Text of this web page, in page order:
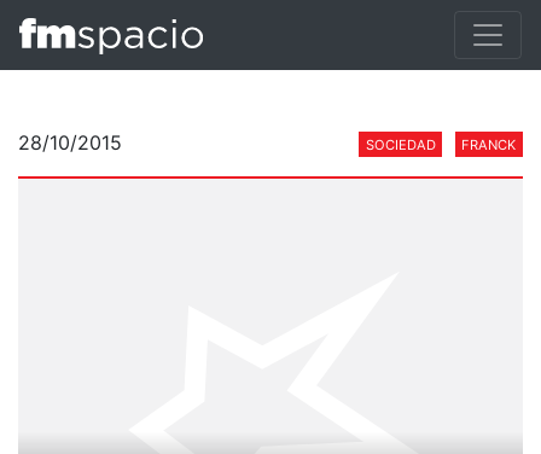
28/10/2015 SOCIEDAD FRANCK